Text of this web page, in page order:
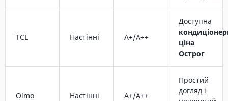
TCL Настінні A+/A++
Доступна
ціна
Острог
Olmo Настінні A+/A++
Простий
догляд і